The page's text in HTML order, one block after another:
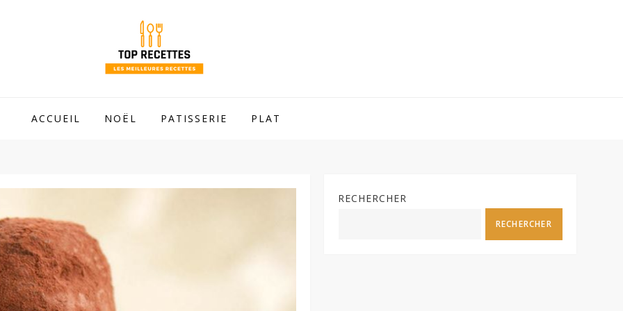
ACCUEIL NOËL PATISSERIE PLAT
RECHERCHER
RECHERCHER